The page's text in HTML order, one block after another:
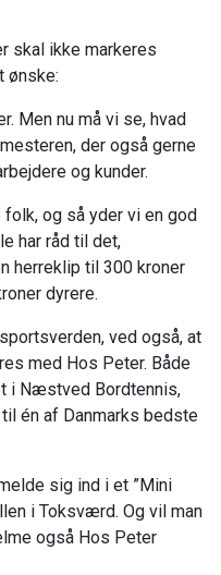
skal ikke markeres
ønske:
Men nu må vi se, hvad
der også gerne
og kunder.
og så yder vi en god
har råd til det,
herreklip til 300 kroner
dyrere.
ved også, at
med Hos Peter. Både
i Næstved Bordtennis,
én af Danmarks bedste
sig ind i et ”Mini
i Toksværd. Og vil man
også Hos Peter